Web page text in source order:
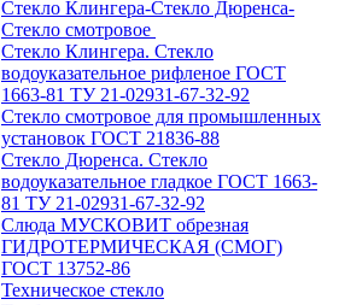
Стекло Клингера-Стекло Дюренса-
Стекло смотровое
Стекло Клингера. Стекло
водоуказательное рифленое ГОСТ
1663-81 ТУ 21-02931-67-32-92
Стекло смотровое для промышленных
установок ГОСТ 21836-88
Стекло Дюренса. Стекло
водоуказательное гладкое ГОСТ 1663-
81 ТУ 21-02931-67-32-92
Слюда МУСКОВИТ обрезная
ГИДРОТЕРМИЧЕСКАЯ (СМОГ)
ГОСТ 13752-86
Техническое стекло